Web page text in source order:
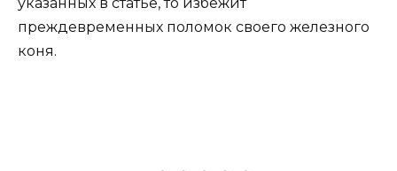
преждевременных поломок своего железного
коня.